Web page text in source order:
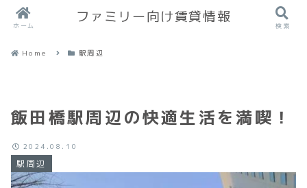
Home 駅周辺
飯田橋駅周辺の快適生活を満喫！
駅周辺
2024.08.10
ホーム
ファミリー向け賃貸情報
検索